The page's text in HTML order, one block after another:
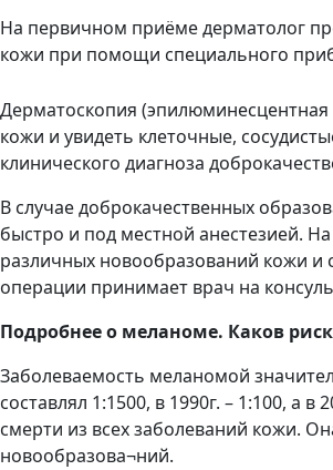
На первичном приёме дерматолог
кожи при помощи специального
Дерматоскопия
кожи и увидеть клеточные,
клинического диагноза
В случае доброкачественных
быстро и под местной анестезией.
различных новообразований кожи и
операции принимает врач на
Подробнее о меланоме. Каков
Заболеваемость меланомой
составлял 1:1500, в 1990г. – 1:100, а
смерти из всех заболеваний кожи.
новообразова¬ний.